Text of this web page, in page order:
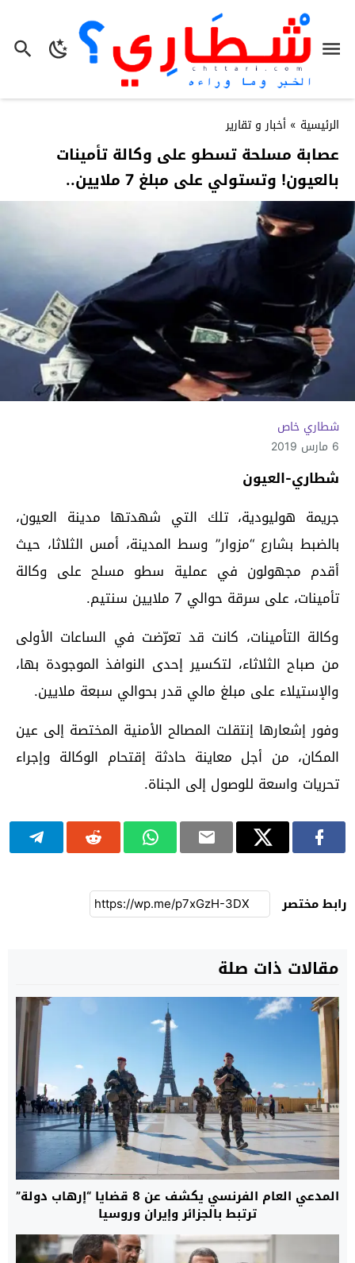
الرئيسية » أخبار و تقارير
عصابة مسلحة تسطو على وكالة تأمينات
بالعيون! وتستولي على مبلغ 7 ملايين..
شطاري خاص
6 مارس 2019
شطاري-العيون
جريمة هوليودية، تلك التي شهدتها مدينة العيون،
بالضبط بشارع “مزوار” وسط المدينة، أمس الثلاثا، حيث
أقدم مجهولون في عملية سطو مسلح على وكالة
تأمينات، على سرقة حوالي 7 ملايين سنتيم.
وكالة التأمينات، كانت قد تعرّضت في الساعات الأولى
من صباح الثلاثاء، لتكسير إحدى النوافذ الموجودة بها،
والإستيلاء على مبلغ مالي قدر بحوالي سبعة ملايين.
وفور إشعارها إنتقلت المصالح الأمنية المختصة إلى عين
المكان، من أجل معاينة حادثة إقتحام الوكالة وإجراء
تحريات واسعة للوصول إلى الجناة.
رابط مختصر
مقالات ذات صلة
المدعي العام الفرنسي يكشف عن 8 قضايا “إرهاب دولة”
ترتبط بالجزائر وإيران وروسيا